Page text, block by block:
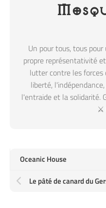
Un pour tous, tous
propre représentativité
lutter contre les forces
liberté,
l'entraide et la solidarité.
⚔️
Oceanic House